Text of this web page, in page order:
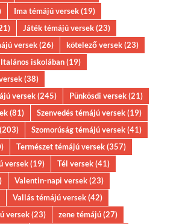
Ima témájú versek(19)
Játék témájú versek(23)
versek(26) kötelező versek(23)
iskolában(19)
(38)
versek(245) Pünkösdi versek(21)
(81) Szenvedés témájú versek(19)
(203) Szomorúság témájú versek(41)
Természet témájú versek(357)
versek(19) Tél versek(41)
Valentin-napi versek(23)
Vallás témájú versek(42)
versek(23) zene témájú(27)